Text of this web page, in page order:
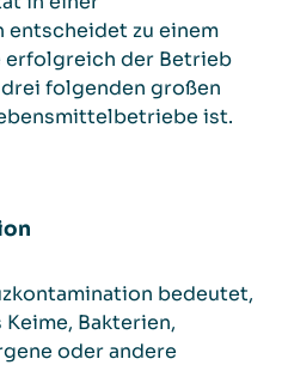
zu einem
erfolgreich der Betrieb
folgenden großen
ist.
bedeutet,
Keime, Bakterien,
oder andere